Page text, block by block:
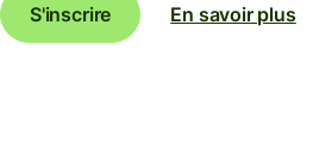
S'inscrire
En savoir plus